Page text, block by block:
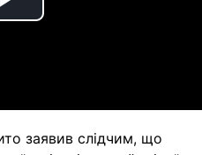
Play
заявив слідчим, що